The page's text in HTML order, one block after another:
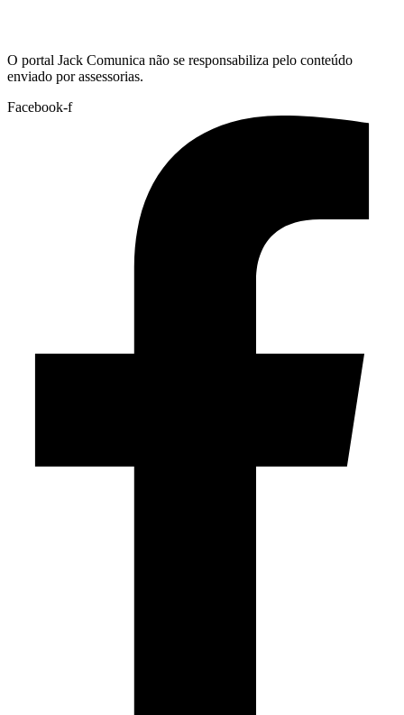
O portal Jack Comunica não se responsabiliza pelo conteúdo
enviado por assessorias.
Facebook-f